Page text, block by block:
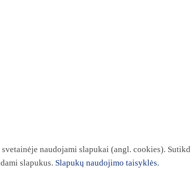
naudojami slapukai (angl. cookies).
slapukus. Slapukų naudojimo taisyklės.